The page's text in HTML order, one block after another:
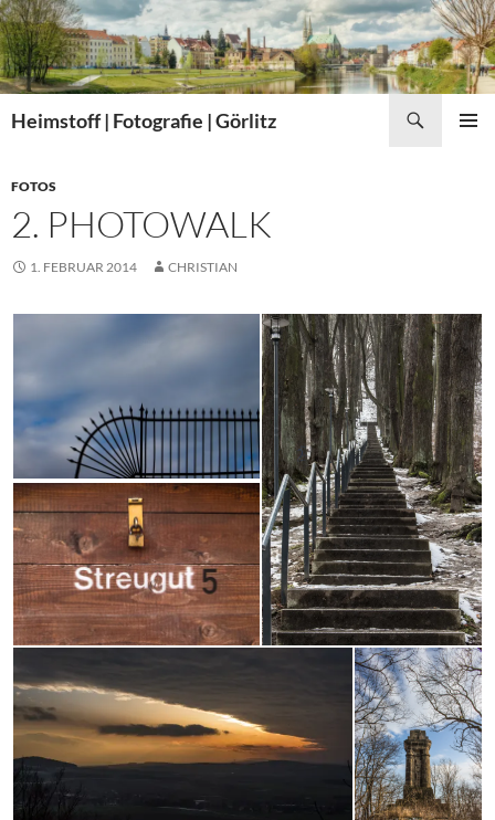
Zum
Inhalt
springen
Heimstoff | Fotografie | Görlitz
FOTOS
2. PHOTOWALK
1. FEBRUAR 2014 CHRISTIAN